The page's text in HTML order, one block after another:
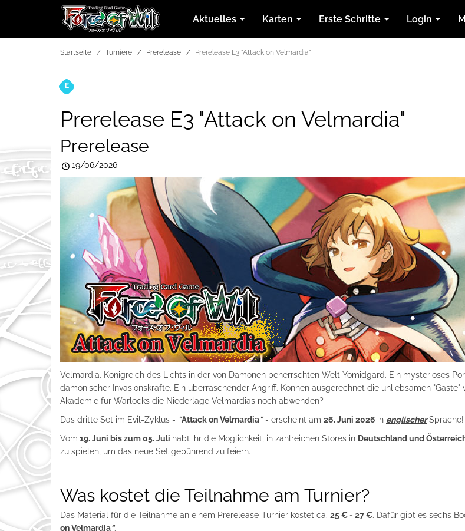
Aktuelles Karten Erste Schritte Login
Startseite Turniere Prerelease Prerelease E3 "Attack on Velmardia"
E
Prerelease E3 "Attack on Velmardia"
Prerelease
19/06/2026
Velmardia. Königreich des Lichts in der von Dämonen beherrschten Welt Yomidgard. Ein mysteriöses
dämonischer Invasionskräfte. Ein überraschender Angriff. Können ausgerechnet die unliebsamen "Gäste"
Akademie für Warlocks die Niederlage Velmardias noch abwenden?
Das dritte Set im Evil-Zyklus - "Attack on Velmardia"- erscheint am 26. Juni 2026 in englischerSprache!
Vom 19. Juni bis zum 05. Juli habt ihr die Möglichkeit, in zahlreichen Stores in Deutschland und
zu spielen, um das neue Set gebührend zu feiern.
Was kostet die Teilnahme am Turnier?
Das Material für die Teilnahme an einem Prerelease-Turnier kostet ca. 25 € - 27 €. Dafür gibt es sechs
on Velmardia".